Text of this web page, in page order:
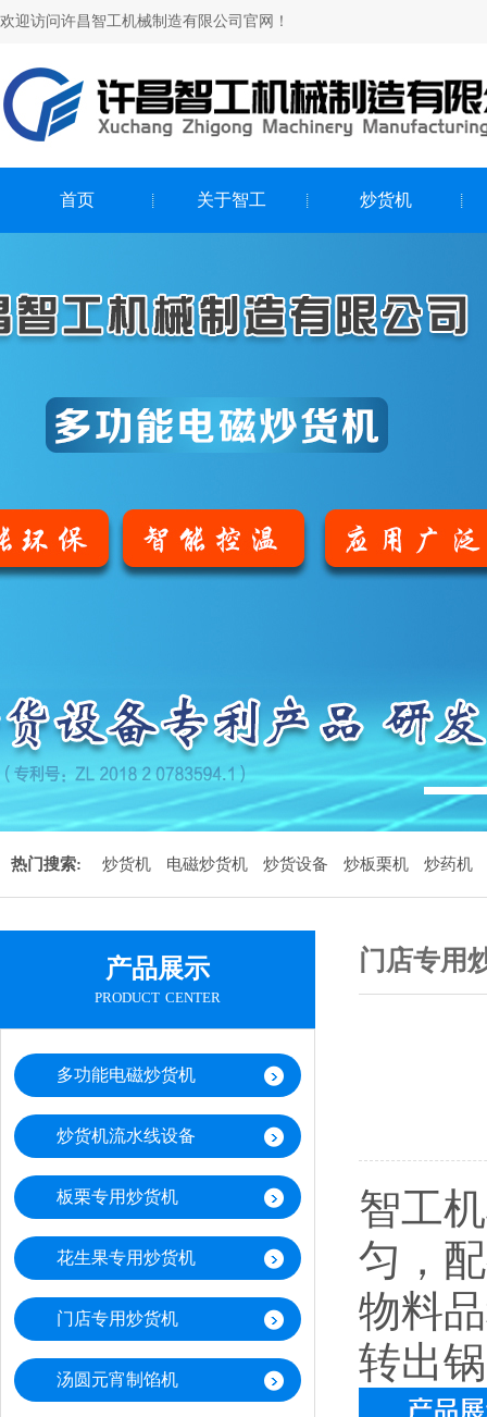
欢迎访问许昌智工机械制造有限公司官网！
首页 关于智工 炒货机
热门搜索: 炒货机 电磁炒货机 炒货设备 炒板栗机 炒药机
产品展示
product center
多功能电磁炒货机
炒货机流水线设备
板栗专用炒货机
花生果专用炒货机
门店专用炒货机
汤圆元宵制馅机
门店专用
智工
匀，
物料
转出